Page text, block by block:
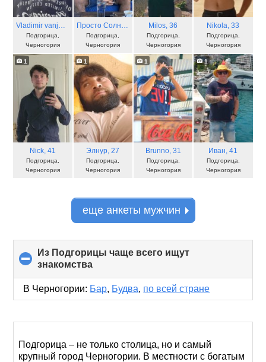
Vladimir vanja, 58
Подгорица,
Черногория
Просто Солнечный , 46
Подгорица,
Черногория
Milos, 36
Подгорица,
Черногория
Nikola, 33
Подгорица,
Черногория
1
Nick, 41
Подгорица,
Черногория
1
Элнур, 27
Подгорица,
Черногория
1
Brunno, 31
Подгорица,
Черногория
1
Иван, 41
Подгорица,
Черногория
еще анкеты мужчин
Из Подгорицы чаще всего ищут
знакомства
to
collapse
contents
В Черногории: Бар, Будва, по всей стране
Подгорица – не только столица, но и самый
крупный город Черногории. В местности с богатым